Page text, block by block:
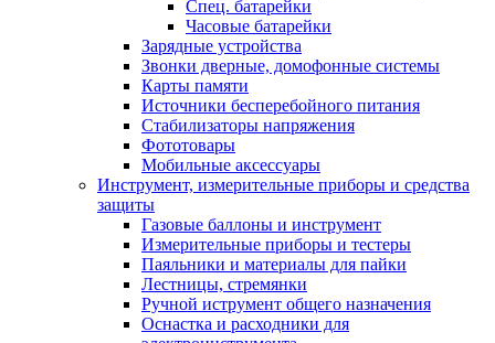
Спец. батарейки
Часовые батарейки
Зарядные устройства
Звонки дверные, домофонные системы
Карты памяти
Источники бесперебойного питания
Стабилизаторы напряжения
Фототовары
Мобильные аксессуары
Инструмент, измерительные приборы и средства
защиты
Газовые баллоны и инструмент
Измерительные приборы и тестеры
Паяльники и материалы для пайки
Лестницы, стремянки
Ручной иструмент общего назначения
Оснастка и расходники для